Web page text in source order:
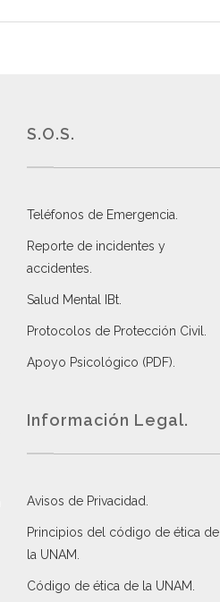
S.O.S.
Teléfonos de Emergencia.
Reporte de incidentes y
accidentes
Salud Mental IBt
Protocolos de Protección Civil
Apoyo Psicológico (PDF)
Información Legal.
Avisos de Privacidad
Principios del código de ética de
la UNAM
Código de ética de la UNAM